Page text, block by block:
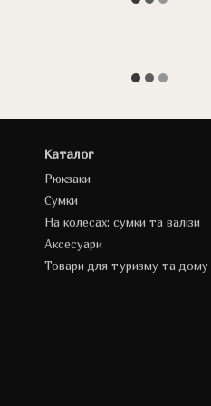
Каталог
Рюкзаки
Сумки
На колесах: сумки та валізи
Аксесуари
Товари для туризму та дому